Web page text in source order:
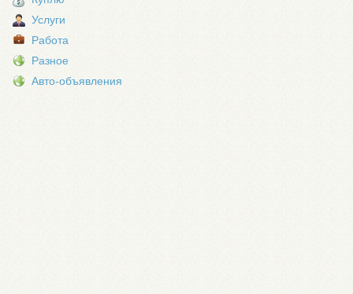
Услуги
Работа
Разное
Авто-объявления